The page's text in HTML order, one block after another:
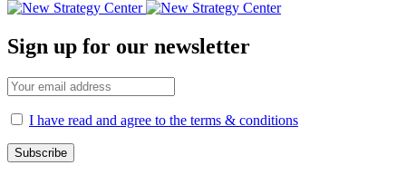
Sign up for our newsletter
I have read and agree to the terms & conditions